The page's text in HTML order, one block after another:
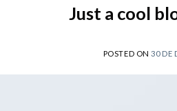
Just a cool
POSTED ON30 DE